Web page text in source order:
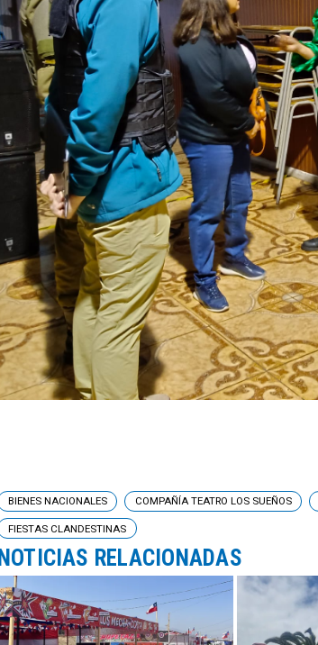
BIENES NACIONALES COMPAÑÍA TEATRO LOS SUEÑOS
FIESTAS CLANDESTINAS
NOTICIAS RELACIONADAS